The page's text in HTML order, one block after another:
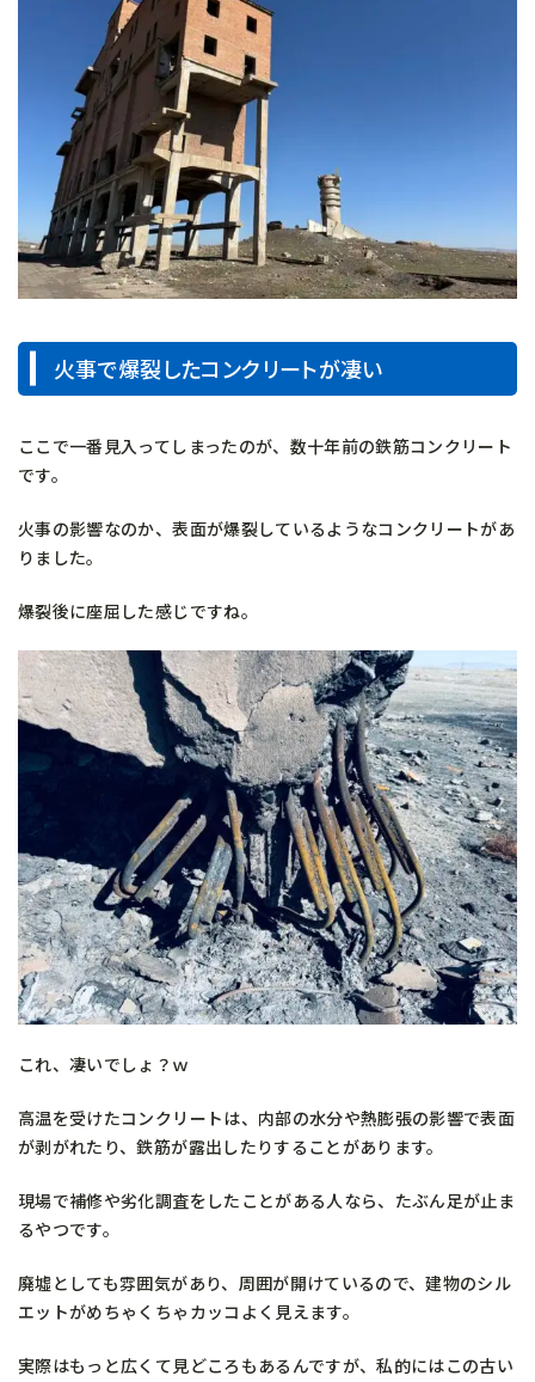
火事で爆裂したコンクリートが凄い
ここで一番見入ってしまったのが、数十年前の鉄筋コンクリート
です。
火事の影響なのか、表面が爆裂しているようなコンクリートがあ
りました。
爆裂後に座屈した感じですね。
これ、凄いでしょ？ｗ
高温を受けたコンクリートは、内部の水分や熱膨張の影響で表面
が剥がれたり、鉄筋が露出したりすることがあります。
現場で補修や劣化調査をしたことがある人なら、たぶん足が止ま
るやつです。
廃墟としても雰囲気があり、周囲が開けているので、建物のシル
エットがめちゃくちゃカッコよく見えます。
実際はもっと広くて見どころもあるんですが、私的にはこの古い